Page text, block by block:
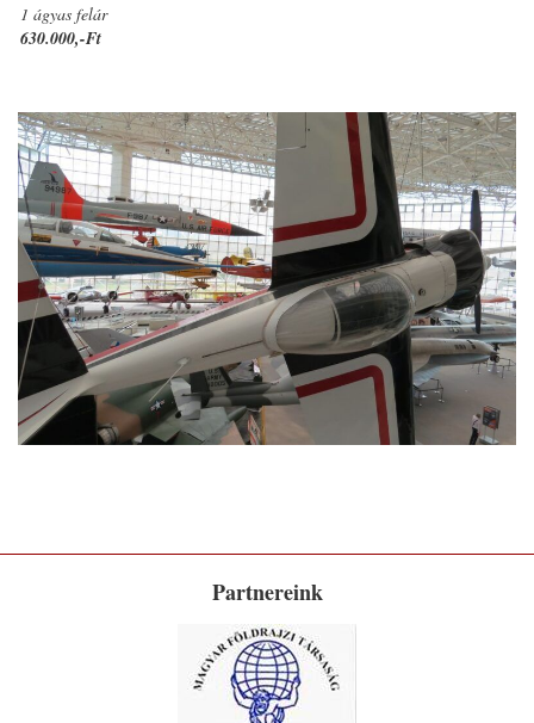
1 ágyas felár
630.000,-Ft
Partnereink